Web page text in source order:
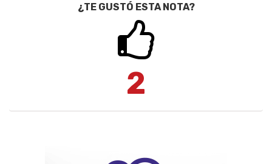
¿TE GUSTÓ ESTA NOTA?
2